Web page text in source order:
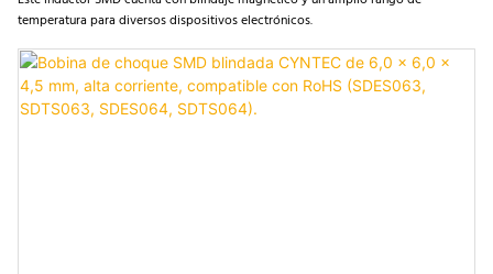
temperatura para diversos dispositivos electrónicos.